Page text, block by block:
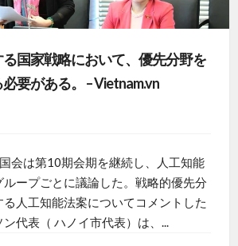
国家戦略において、優先分野を
要がある。 – Vietnam.vn
会は第10期会期を継続し、人工知能
ループごとに議論した。戦略的優先分
人工知能法案についてコメントした
代表（ ハノイ市代表）は、...